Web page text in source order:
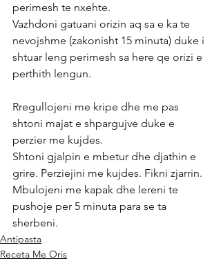
perimesh te nxehte.
Vazhdoni gatuani orizin aq sa e ka te
nevojshme (zakonisht 15 minuta) duke i
shtuar leng perimesh sa here qe orizi e
perthith lengun.
Rregullojeni me kripe dhe me pas
shtoni majat e shpargujve duke e
perzier me kujdes.
Shtoni gjalpin e mbetur dhe djathin e
grire. Perziejini me kujdes. Fikni zjarrin.
Mbulojeni me kapak dhe lereni te
pushoje per 5 minuta para se ta
sherbeni.
Antipasta
Receta Me Oris